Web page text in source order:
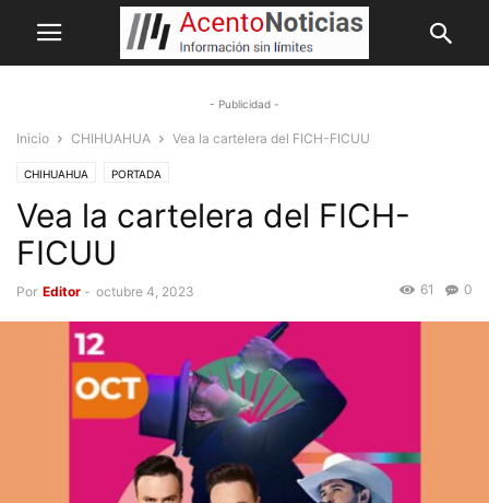
- Publicidad -
Inicio CHIHUAHUA Vea la cartelera del FICH-FICUU
CHIHUAHUA PORTADA
Vea la cartelera del FICH-
FICUU
Por Editor - octubre 4, 2023 0
61